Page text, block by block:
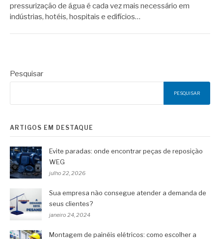
pressurização de água é cada vez mais necessário em
indústrias, hotéis, hospitais e edifícios…
Pesquisar
PESQUISAR
ARTIGOS EM DESTAQUE
Evite paradas: onde encontrar peças de reposição
WEG
julho 22, 2026
Sua empresa não consegue atender a demanda de
seus clientes?
janeiro 24, 2024
Montagem de painéis elétricos: como escolher a